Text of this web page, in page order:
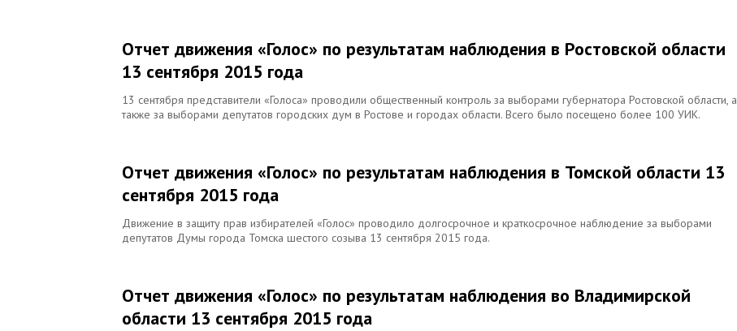
Отчет движения «Голос» по результатам наблюдения в Ростовской области
13 сентября 2015 года
13 сентября представители «Голоса» проводили общественный контроль за выборами губернатора Ростовской области, а
также за выборами депутатов городских дум в Ростове и городах области. Всего было посещено более 100 УИК.
Отчет движения «Голос» по результатам наблюдения в Томской области 13
сентября 2015 года
Движение в защиту прав избирателей «Голос» проводило долгосрочное и краткосрочное наблюдение за выборами
депутатов Думы города Томска шестого созыва 13 сентября 2015 года.
Отчет движения «Голос» по результатам наблюдения во Владимирской
области 13 сентября 2015 года